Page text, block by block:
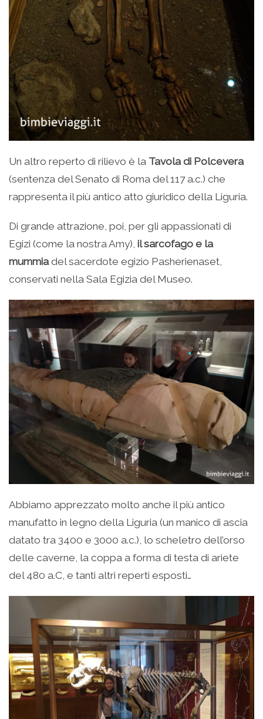
Un altro reperto di rilievo è la Tavola di Polcevera
(sentenza del Senato di Roma del 117 a.c.) che
rappresenta il più antico atto giuridico della Liguria.
Di grande attrazione, poi, per gli appassionati di
Egizi (come la nostra Amy), il sarcofago e la
mummiadel sacerdote egizio Pasherienaset,
conservati nella Sala Egizia del Museo.
Abbiamo apprezzato molto anche il più antico
manufatto in legno della Liguria (un manico di ascia
datato tra 3400 e 3000 a.c.), lo scheletro dell’orso
delle caverne, la coppa a forma di testa di ariete
del 480 a.C, e tanti altri reperti esposti…